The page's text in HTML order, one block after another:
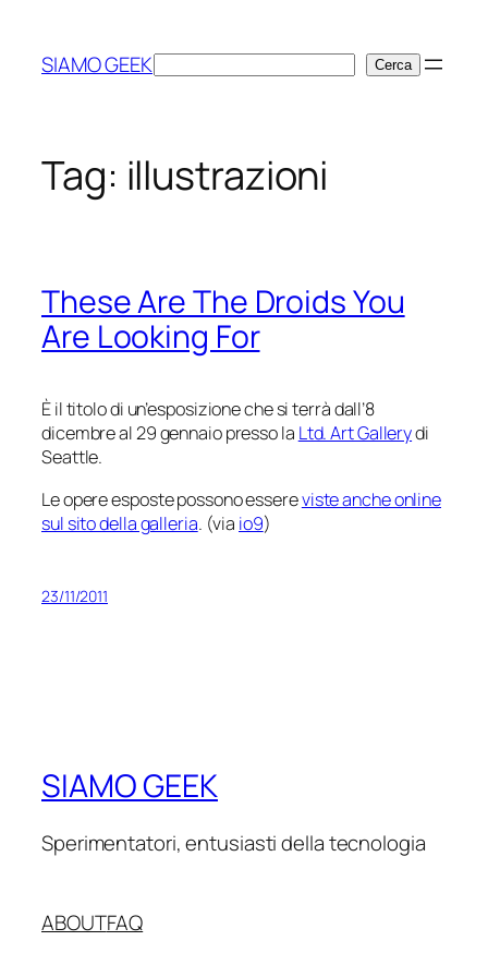
contenuto
SIAMO GEEKCerca Cerca
Tag: illustrazioni
These Are The Droids You
Are Looking For
È il titolo di un’esposizione che si terrà dall’8
dicembre al 29 gennaio presso la Ltd. Art Gallerydi
Seattle.
Le opere esposte possono essereviste anche online
sul sito della galleria. (via io9)
23/11/2011
SIAMO GEEK
Sperimentatori, entusiasti della tecnologia
ABOUTFAQ